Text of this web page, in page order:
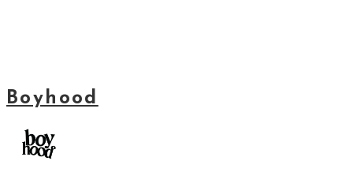
Boyhood